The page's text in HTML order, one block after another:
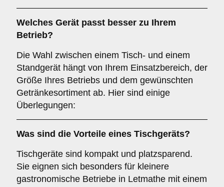
Welches Gerät passt besser zu Ihrem
Betrieb?
Die Wahl zwischen einem Tisch- und einem
Standgerät hängt von Ihrem Einsatzbereich, der
Größe Ihres Betriebs und dem gewünschten
Getränkesortiment ab. Hier sind einige
Überlegungen:
Was sind die Vorteile eines Tischgeräts?
Tischgeräte sind kompakt und platzsparend.
Sie eignen sich besonders für kleinere
gastronomische Betriebe in Letmathe mit einem